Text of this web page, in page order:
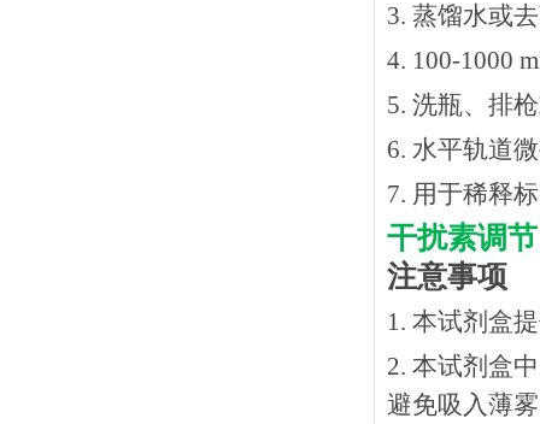
3. 蒸馏水或
4. 100-1000
5. 洗瓶、排
6. 水平轨道
7. 用于稀释
干扰素调
注意事项
1. 本试剂盒
2. 本试剂盒
避免吸入薄